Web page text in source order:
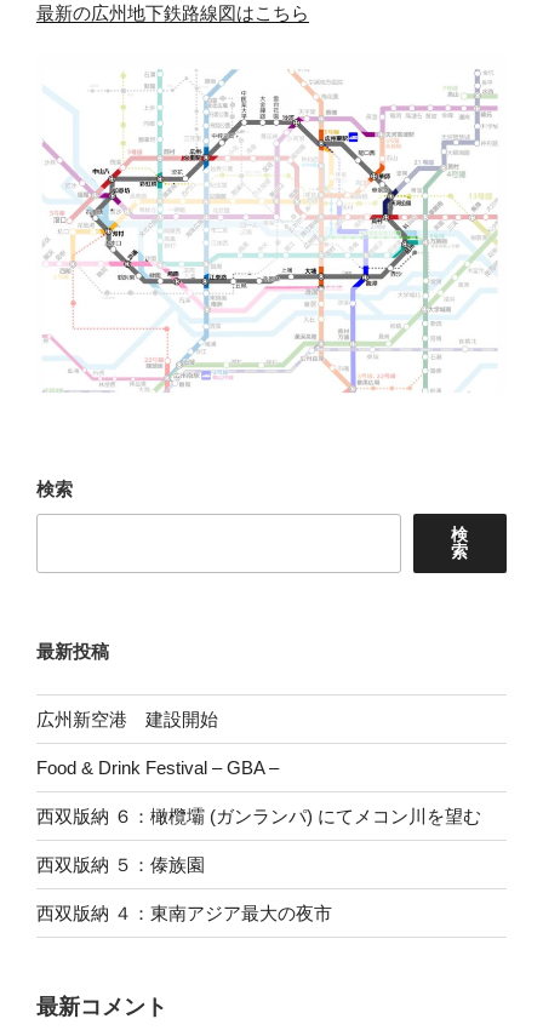
最新の広州地下鉄路線図はこちら
検索
検
索
最新投稿
広州新空港 建設開始
Food & Drink Festival – GBA –
西双版納 ６：橄欖壩 (ガンランパ) にてメコン川を望む
西双版納 ５：傣族園
西双版納 ４：東南アジア最大の夜市
最新コメント